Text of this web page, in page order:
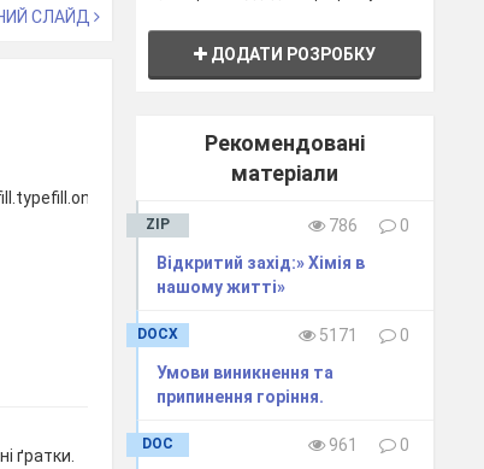
СЛАЙД
ґратки.
ДОДАТИ РОЗРОБКУ
Рекомендовані
матеріали
ZIP 786
0
Відкритий захід:» Хімія в
нашому житті»
DOCX 5171
0
Умови виникнення та
припинення горіння.
DOC 961
0